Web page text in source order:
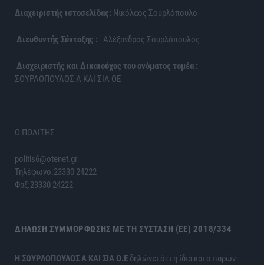
Διαχειριστής ιστοσελίδας: Νικόλαος Σουρλόπουλο
Διευθυντής Σύνταξης : Αλέξανδρος Σουρλόπουλος
Διαχειριστής και Δικαιούχος του ονόματος τομέα :
ΣΟΥΡΛΟΠΟΥΛΟΣ Α ΚΑΙ ΣΙΑ ΟΕ
Ο ΠΟΛΙΤΗΣ
politis6@otenet.gr
Τηλέφωνο:23330 24222
Φαξ:23330 24222
ΔΉΛΩΣΗ ΣΥΜΜΌΡΦΩΣΗΣ ΜΕ ΤΗ ΣΎΣΤΑΣΗ (ΕΕ) 2018/334
H ΣΟΥΡΛΟΠΟΥΛΟΣ Α ΚΑΙ ΣΙΑ Ο.Ε δηλώνει ότι η ίδια και ο παρών